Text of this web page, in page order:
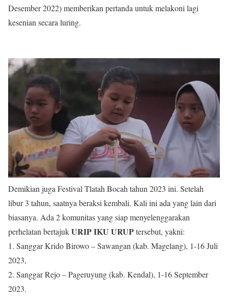
Desember 2022) memberikan pertanda untuk melakoni lagi
kesenian secara luring.
Demikian juga Festival Tlatah Bocah tahun 2023 ini. Setelah
libur 3 tahun, saatnya beraksi kembali. Kali ini ada yang lain dari
biasanya. Ada 2 komunitas yang siap menyelenggarakan
perhelatan bertajukURIP IKU URUPtersebut, yakni:
1. Sanggar Krido Birowo – Sawangan (kab. Magelang), 1-16 Juli
2023,
2. Sanggar Rejo – Pageruyung (kab. Kendal), 1-16 September
2023.